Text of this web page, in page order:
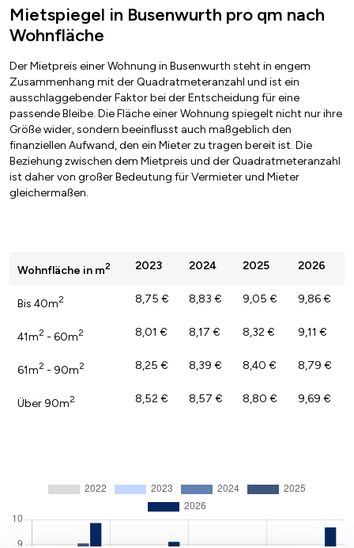
Mietspiegel in Busenwurth pro qm nach
Wohnfläche
Der Mietpreis einer Wohnung in Busenwurth steht in engem
Zusammenhang mit der Quadratmeteranzahl und ist ein
ausschlaggebender Faktor bei der Entscheidung für eine
passende Bleibe. Die Fläche einer Wohnung spiegelt nicht nur ihre
Größe wider, sondern beeinflusst auch maßgeblich den
finanziellen Aufwand, den ein Mieter zu tragen bereit ist. Die
Beziehung zwischen dem Mietpreis und der Quadratmeteranzahl
ist daher von großer Bedeutung für Vermieter und Mieter
gleichermaßen.
Wohnfläche in m2 2023 2024 2025 2026
Bis 40m2 8,75 € 8,83 € 9,05 € 9,86 €
41m2 - 60m2 8,01 € 8,17 € 8,32 € 9,11 €
61m2 - 90m2 8,25 € 8,39 € 8,40 € 8,79 €
Über 90m2 8,52 € 8,57 € 8,80 € 9,69 €